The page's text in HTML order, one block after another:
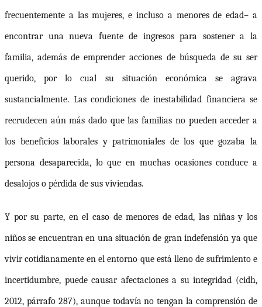
frecuentemente a las mujeres, e incluso a menores de edad– a
encontrar una nueva fuente de ingresos para sostener a la
familia, además de emprender acciones de búsqueda de su ser
querido, por lo cual su situación económica se agrava
sustancialmente. Las condiciones de inestabilidad financiera se
recrudecen aún más dado que las familias no pueden acceder a
los beneficios laborales y patrimoniales de los que gozaba la
persona desaparecida, lo que en muchas ocasiones conduce a
desalojos o pérdida de sus viviendas.
Y por su parte, en el caso de menores de edad, las niñas y los
niños se encuentran en una situación de gran indefensión ya que
vivir cotidianamente en el entorno que está lleno de sufrimiento e
incertidumbre, puede causar afectaciones a su integridad (cidh,
2012, párrafo 287), aunque todavía no tengan la comprensión de